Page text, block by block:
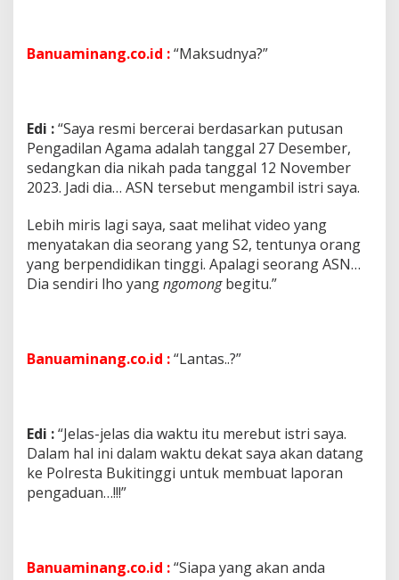
Banuaminang.co.id :“Maksudnya?”
Edi :“Saya resmi bercerai berdasarkan putusan
Pengadilan Agama adalah tanggal 27 Desember,
sedangkan dia nikah pada tanggal 12 November
2023. Jadi dia… ASN tersebut mengambil istri saya.
Lebih miris lagi saya, saat melihat video yang
menyatakan dia seorang yang S2, tentunya orang
yang berpendidikan tinggi. Apalagi seorang ASN…
Dia sendiri lho yangngomongbegitu.”
Banuaminang.co.id :“Lantas..?”
Edi :“Jelas-jelas dia waktu itu merebut istri saya.
Dalam hal ini dalam waktu dekat saya akan datang
ke Polresta Bukitinggi untuk membuat laporan
pengaduan…!!!”
Banuaminang.co.id :“Siapa yang akan anda